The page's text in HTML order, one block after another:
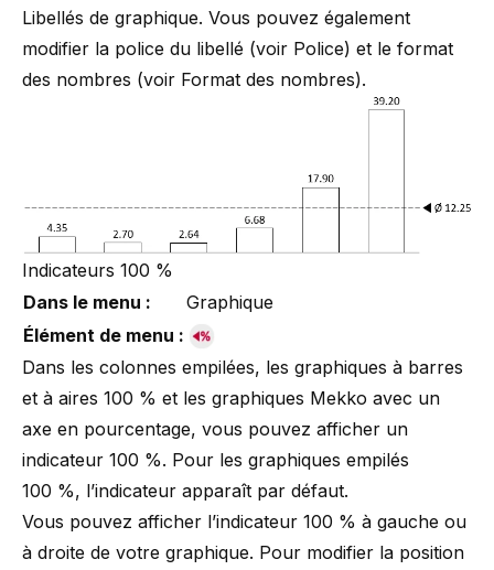
Libellés de graphique. Vous pouvez également
modifier la police du libellé (voir Police) et le format
des nombres (voir Format des nombres).
Indicateurs 100 %
Dans le menu :
Graphique
Élément de menu :
Dans les colonnes empilées, les graphiques à barres
et à aires 100 % et les graphiques Mekko avec un
axe en pourcentage, vous pouvez afficher un
indicateur 100 %. Pour les graphiques empilés
100 %, l’indicateur apparaît par défaut.
Vous pouvez afficher l’indicateur 100 % à gauche ou
à droite de votre graphique. Pour modifier la position